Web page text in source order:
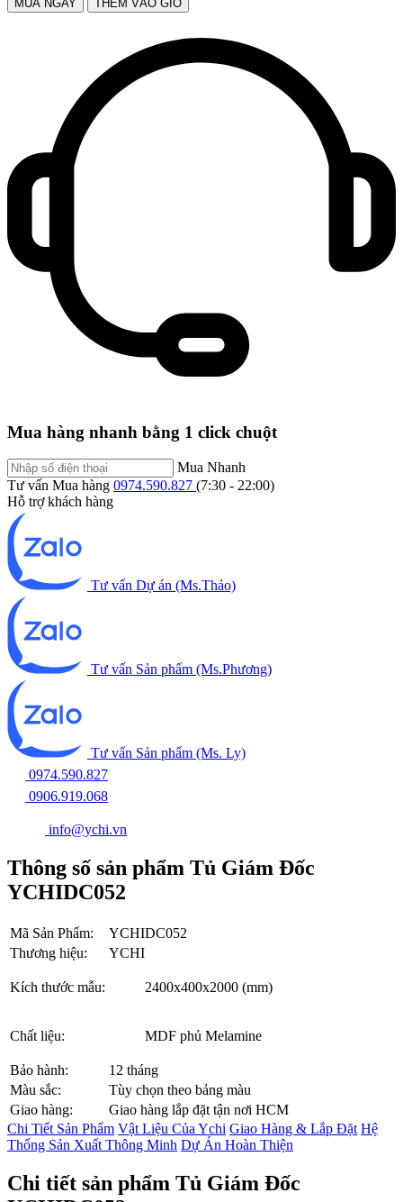
MUA NGAY THÊM VÀO GIỎ
Mua hàng nhanh bằng 1 click chuột
Mua Nhanh
Tư vấn Mua hàng 0974.590.827 (7:30 - 22:00)
Hỗ trợ khách hàng
Tư vấn Dự án (Ms.Thảo)
Tư vấn Sản phẩm (Ms.Phương)
Tư vấn Sản phẩm (Ms. Ly)
0974.590.827
0906.919.068
info@ychi.vn
Thông số sản phẩm Tủ Giám Đốc
YCHIDC052
Mã Sản Phẩm:
YCHIDC052
Thương hiệu:
YCHI
Kích thước mẫu: 2400x400x2000 (mm)
Chất liệu: MDF phủ Melamine
Bảo hành:
12 tháng
Màu sắc:
Tùy chọn theo bảng màu
Giao hàng:
Giao hàng lắp đặt tận nơi HCM
Chi Tiết Sản Phẩm Vật Liệu Của Ychi Giao Hàng & Lắp Đặt Hệ
Thống Sản Xuất Thông Minh Dự Án Hoàn Thiện
Chi tiết sản phẩm Tủ Giám Đốc